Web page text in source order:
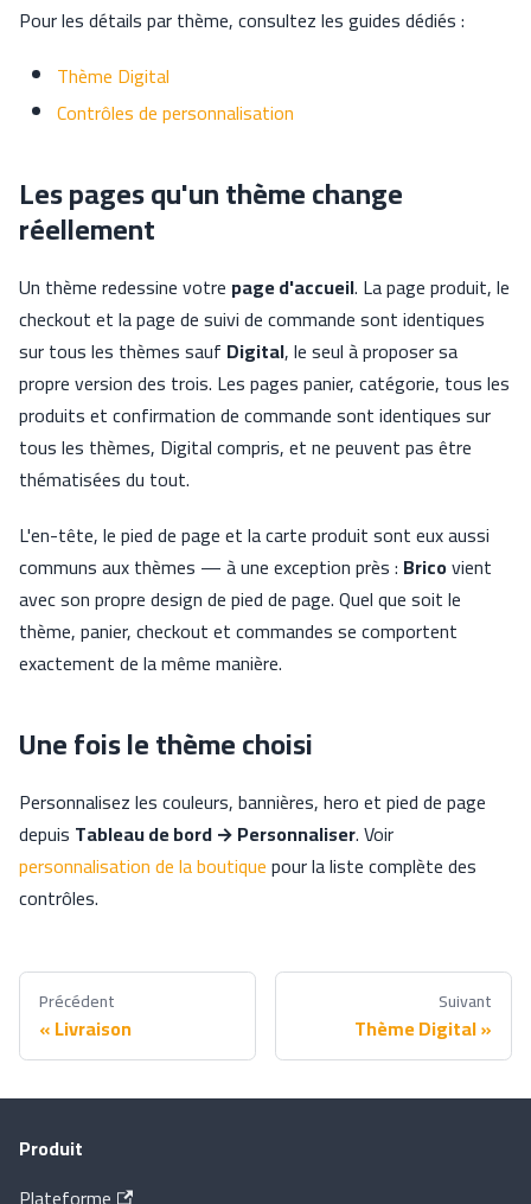
Pour les détails par thème, consultez les guides dédiés :
Thème Digital
Contrôles de personnalisation
Les pages qu'un thème change
réellement
Un thème redessine votre page d'accueil. La page produit, le
checkout et la page de suivi de commande sont identiques
sur tous les thèmes sauf Digital, le seul à proposer sa
propre version des trois. Les pages panier, catégorie, tous les
produits et confirmation de commande sont identiques sur
tous les thèmes, Digital compris, et ne peuvent pas être
thématisées du tout.
L'en-tête, le pied de page et la carte produit sont eux aussi
communs aux thèmes — à une exception près : Bricovient
avec son propre design de pied de page. Quel que soit le
thème, panier, checkout et commandes se comportent
exactement de la même manière.
Une fois le thème choisi
Personnalisez les couleurs, bannières, hero et pied de page
depuis Tableau de bord → Personnaliser. Voir
personnalisation de la boutiquepour la liste complète des
contrôles.
Précédent
Livraison
Suivant
Thème Digital
Produit